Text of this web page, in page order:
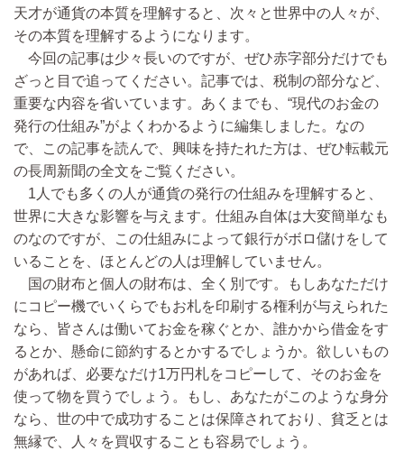
天才が通貨の本質を理解すると、次々と世界中の人々が、
その本質を理解するようになります。
今回の記事は少々長いのですが、ぜひ赤字部分だけでも
ざっと目で追ってください。記事では、税制の部分など、
重要な内容を省いています。あくまでも、“現代のお金の
発行の仕組み”がよくわかるように編集しました。なの
で、この記事を読んで、興味を持たれた方は、ぜひ転載元
の長周新聞の全文をご覧ください。
1人でも多くの人が通貨の発行の仕組みを理解すると、
世界に大きな影響を与えます。仕組み自体は大変簡単なも
のなのですが、この仕組みによって銀行がボロ儲けをして
いることを、ほとんどの人は理解していません。
国の財布と個人の財布は、全く別です。もしあなただけ
にコピー機でいくらでもお札を印刷する権利が与えられた
なら、皆さんは働いてお金を稼ぐとか、誰かから借金をす
るとか、懸命に節約するとかするでしょうか。欲しいもの
があれば、必要なだけ1万円札をコピーして、そのお金を
使って物を買うでしょう。もし、あなたがこのような身分
なら、世の中で成功することは保障されており、貧乏とは
無縁で、人々を買収することも容易でしょう。